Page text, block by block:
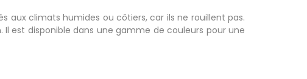
aux climats humides ou côtiers, car ils ne rouillent pas.
est disponible dans une gamme de couleurs pour une